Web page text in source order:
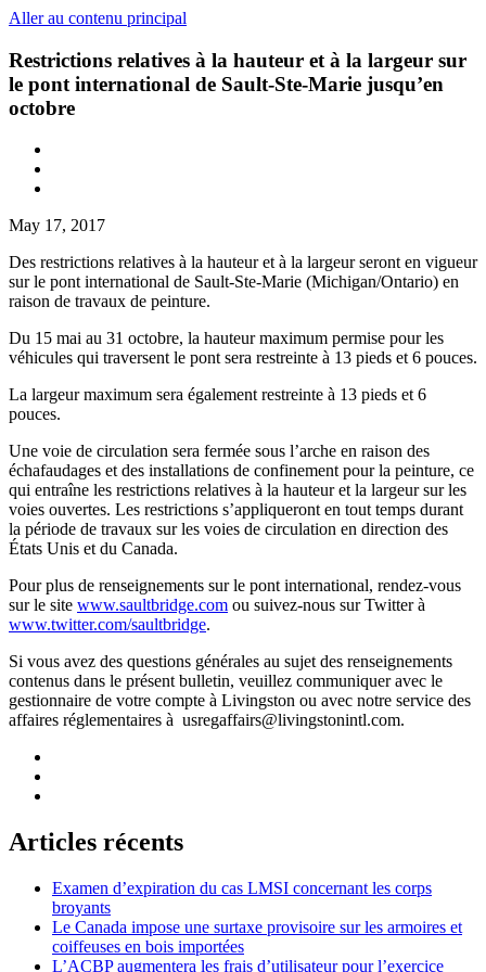
Aller au contenu principal
Restrictions relatives à la hauteur et à la largeur sur
le pont international de Sault-Ste-Marie jusqu’en
octobre
May 17, 2017
Des restrictions relatives à la hauteur et à la largeur seront en vigueur
sur le pont international de Sault-Ste-Marie (Michigan/Ontario) en
raison de travaux de peinture.
Du 15 mai au 31 octobre, la hauteur maximum permise pour les
véhicules qui traversent le pont sera restreinte à 13 pieds et 6 pouces.
La largeur maximum sera également restreinte à 13 pieds et 6
pouces.
Une voie de circulation sera fermée sous l’arche en raison des
échafaudages et des installations de confinement pour la peinture, ce
qui entraîne les restrictions relatives à la hauteur et la largeur sur les
voies ouvertes. Les restrictions s’appliqueront en tout temps durant
la période de travaux sur les voies de circulation en direction des
États Unis et du Canada.
Pour plus de renseignements sur le pont international, rendez-vous
sur le site www.saultbridge.com ou suivez-nous sur Twitter à
www.twitter.com/saultbridge.
Si vous avez des questions générales au sujet des renseignements
contenus dans le présent bulletin, veuillez communiquer avec le
gestionnaire de votre compte à Livingston ou avec notre service des
affaires réglementaires à usregaffairs@livingstonintl.com.
Articles récents
Examen d’expiration du cas LMSI concernant les corps
broyants
Le Canada impose une surtaxe provisoire sur les armoires et
coiffeuses en bois importées
L’ACBP augmentera les frais d’utilisateur pour l’exercice